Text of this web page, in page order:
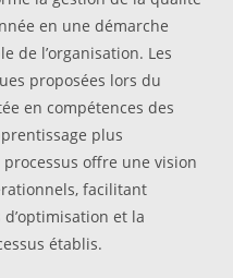
en une démarche
de l’organisation. Les
proposées lors du
en compétences des
plus
offre une vision
facilitant
et la
établis.